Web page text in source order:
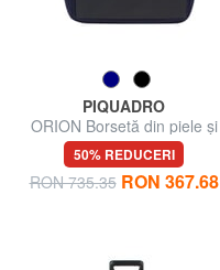
PIQUADRO
ORION Borsetă din piele și
material textil
50% REDUCERI
RON 735.35 RON 367.68